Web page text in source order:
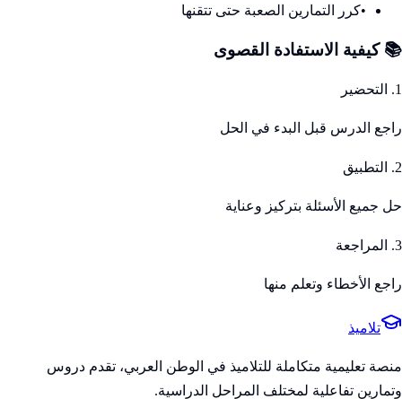
•كرر التمارين الصعبة حتى تتقنها
📚 كيفية الاستفادة القصوى
1. التحضير
راجع الدرس قبل البدء في الحل
2. التطبيق
حل جميع الأسئلة بتركيز وعناية
3. المراجعة
راجع الأخطاء وتعلم منها
تلاميذ
منصة تعليمية متكاملة للتلاميذ في الوطن العربي، تقدم دروس
وتمارين تفاعلية لمختلف المراحل الدراسية.